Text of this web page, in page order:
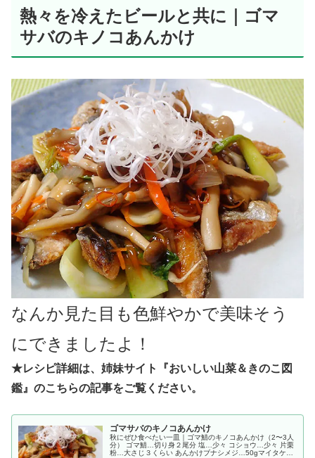
熱々を冷えたビールと共に｜ゴマ
サバのキノコあんかけ
なんか見た目も色鮮やかで美味そう
にできましたよ！
★レシピ詳細は、姉妹サイト『おいしい山菜＆きのこ図
鑑』のこちらの記事をご覧ください。
ゴマサバのキノコあんかけ
秋にぜひ食べたい一皿｜ゴマ鯖のキノコあんかけ（2〜3人
分） ゴマ鯖…切り身２尾分 塩…少々 コショウ…少々 片栗
粉…大さじ３くらい あんかけブナシメジ…50gマイタケ…